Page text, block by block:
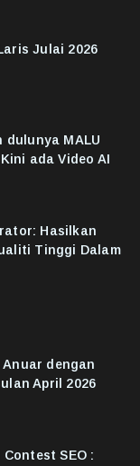
Julai 2026
dulunya MALU
ada Video AI
Hasilkan
Tinggi Dalam
dengan
April 2026
SEO :